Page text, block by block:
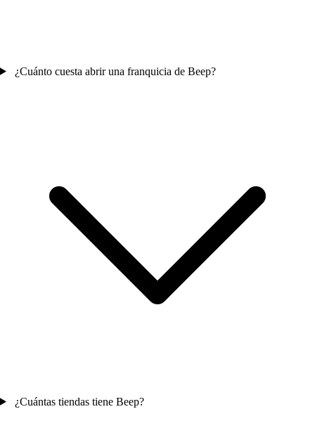
¿Cuánto cuesta abrir una franquicia de Beep?
¿Cuántas tiendas tiene Beep?